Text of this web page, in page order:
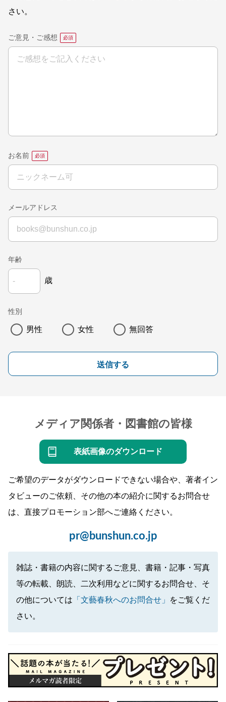
さい。
ご意見・ご感想
お名前
メールアドレス
年齢
歳
性別
男性 女性 無回答
送信する
メディア関係者・図書館の皆様
表紙画像のダウンロード
ご希望のデータがダウンロードできない場合や、著者イン
タビューのご依頼、その他の本の紹介に関するお問合せ
は、直接プロモーション部へご連絡ください。
pr@bunshun.co.jp
雑誌・書籍の内容に関するご意見、書籍・記事・写真
等の転載、朗読、二次利用などに関するお問合せ、そ
の他については 「文藝春秋へのお問合せ」
をご覧くだ
さい。